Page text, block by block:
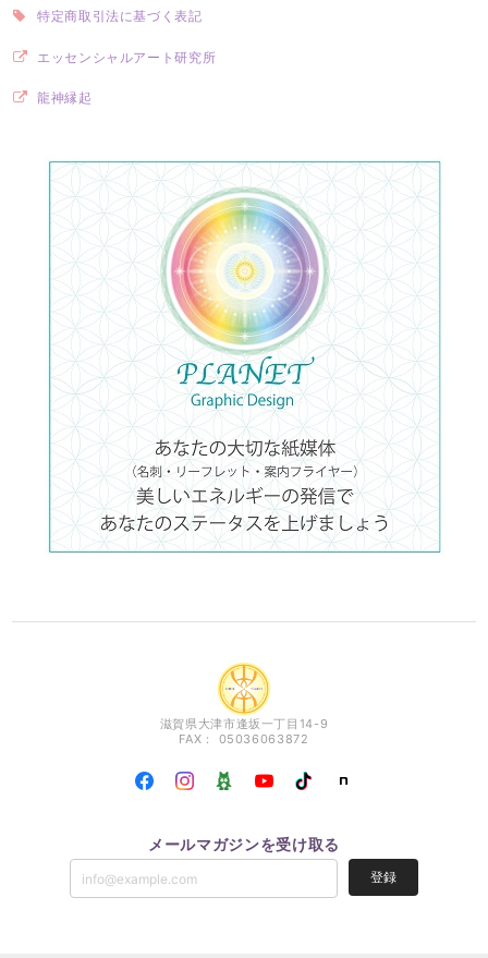
特定商取引法に基づく表記
エッセンシャルアート研究所
龍神縁起
滋賀県大津市逢坂一丁目14-9
FAX： 05036063872
メールマガジンを受け取る
登録